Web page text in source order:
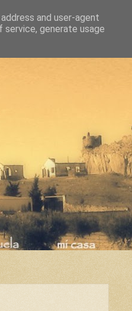
and user-agent
generate usage